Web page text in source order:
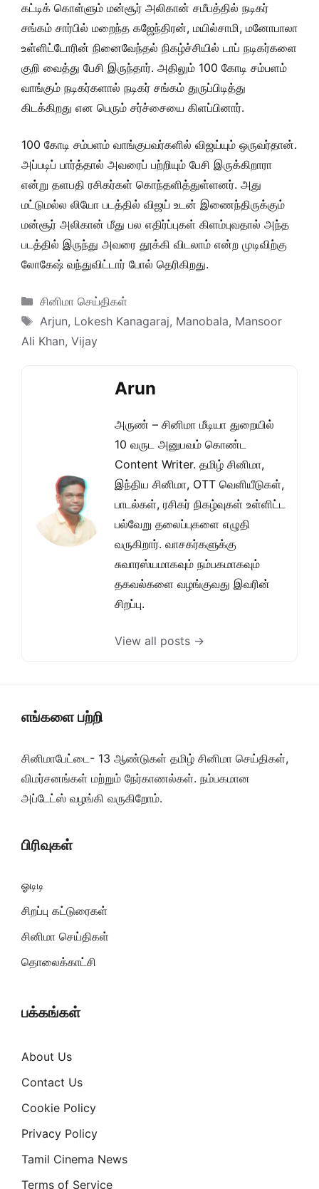
கட்டிக் கொள்ளும் மன்சூர் அலிகான் சமீபத்தில் நடிகர்
சங்கம் சார்பில் மறைந்த கஜேந்திரன், மயில்சாமி, மனோபாலா
உள்ளிட்டோரின் நினைவேந்தல் நிகழ்ச்சியில் டாப் நடிகர்களை
குறி வைத்து பேசி இருந்தார். அதிலும் 100 கோடி சம்பளம்
வாங்கும் நடிகர்களால் நடிகர் சங்கம் துருப்பிடித்து
கிடக்கிறது என பெரும் சர்ச்சையை கிளப்பினார்.
100 கோடி சம்பளம் வாங்குபவர்களில் விஜய்யும் ஒருவர்தான்.
அப்படிப் பார்த்தால் அவரைப் பற்றியும் பேசி இருக்கிறாரா
என்று தளபதி ரசிகர்கள் கொந்தளித்துள்ளனர். அது
மட்டுமல்ல லியோ படத்தில் விஜய் உடன் இணைந்திருக்கும்
மன்சூர் அலிகான் மீது பல எதிர்ப்புகள் கிளம்புவதால் அந்த
படத்தில் இருந்து அவரை தூக்கி விடலாம் என்ற முடிவிற்கு
லோகேஷ் வந்துவிட்டார் போல் தெரிகிறது.
Categories
சினிமா செய்திகள்
Tags
Arjun, Lokesh Kanagaraj, Manobala, Mansoor
Ali Khan, Vijay
Arun
அருண் – சினிமா மீடியா துறையில்
10 வருட அனுபவம் கொண்ட
Content Writer. தமிழ் சினிமா,
இந்திய சினிமா, OTT வெளியீடுகள்,
பாடல்கள், ரசிகர் நிகழ்வுகள் உள்ளிட்ட
பல்வேறு தலைப்புகளை எழுதி
வருகிறார். வாசகர்களுக்கு
சுவாரஸ்யமாகவும் நம்பகமாகவும்
தகவல்களை வழங்குவது இவரின்
சிறப்பு.
View all posts →
எங்களை பற்றி
சினிமாபேட்டை- 13 ஆண்டுகள் தமிழ் சினிமா செய்திகள்,
விமர்சனங்கள் மற்றும் நேர்காணல்கள். நம்பகமான
அப்டேட்ஸ் வழங்கி வருகிறோம்.
பிரிவுகள்
ஓடிடி
சிறப்பு கட்டுரைகள்
சினிமா செய்திகள்
தொலைக்காட்சி
பக்கங்கள்
About Us
Contact Us
Cookie Policy
Privacy Policy
Tamil Cinema News
Terms of Service